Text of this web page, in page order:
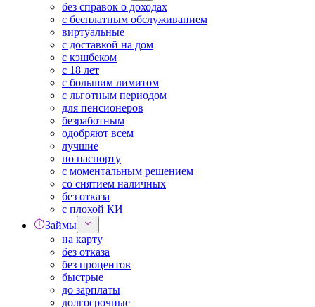
без справок о доходах
с бесплатным обслуживанием
виртуальные
с доставкой на дом
с кэшбеком
с 18 лет
с большим лимитом
с льготным периодом
для пенсионеров
безработным
одобряют всем
лучшие
по паспорту
с моментальным решением
со снятием наличных
без отказа
с плохой КИ
Займы
на карту
без отказа
без процентов
быстрые
до зарплаты
долгосрочные